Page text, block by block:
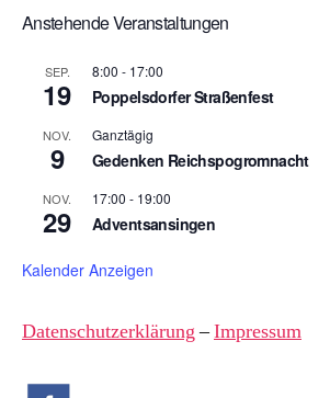
Anstehende Veranstaltungen
SEP.
19
8:00 - 17:00
Poppelsdorfer Straßenfest
NOV.
9
Ganztägig
Gedenken Reichspogromnacht
NOV.
29
17:00 - 19:00
Adventsansingen
Kalender Anzeigen
Datenschutzerklärung–Impressum